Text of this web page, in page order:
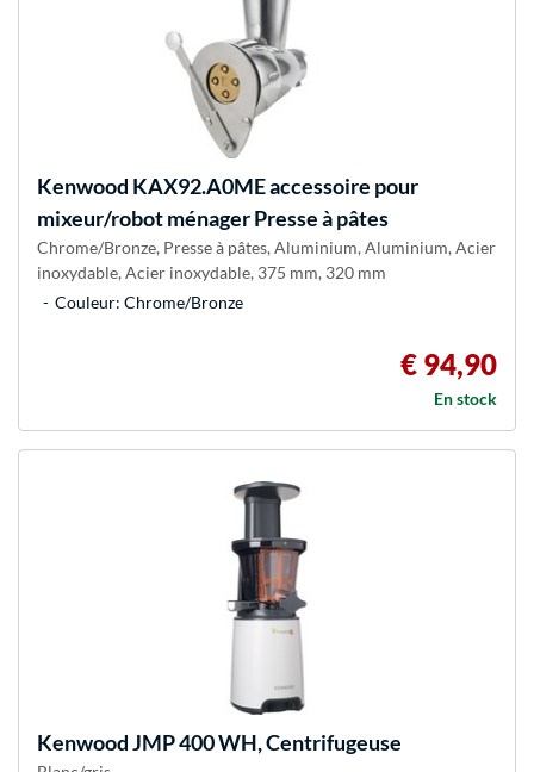
Kenwood KAX92.A0ME accessoire pour
mixeur/robot ménager Presse à pâtes
Chrome/Bronze, Presse à pâtes, Aluminium, Aluminium, Acier
inoxydable, Acier inoxydable, 375 mm, 320 mm
Couleur: Chrome/Bronze
€ 94,90
En stock
KenwoodJMP 400 WH, Centrifugeuse